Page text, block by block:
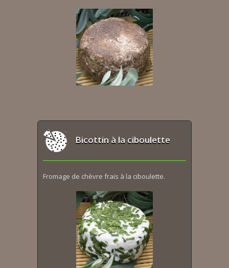
Bicottin à la ciboulette
Fromage de chèvre frais à la ciboulette.